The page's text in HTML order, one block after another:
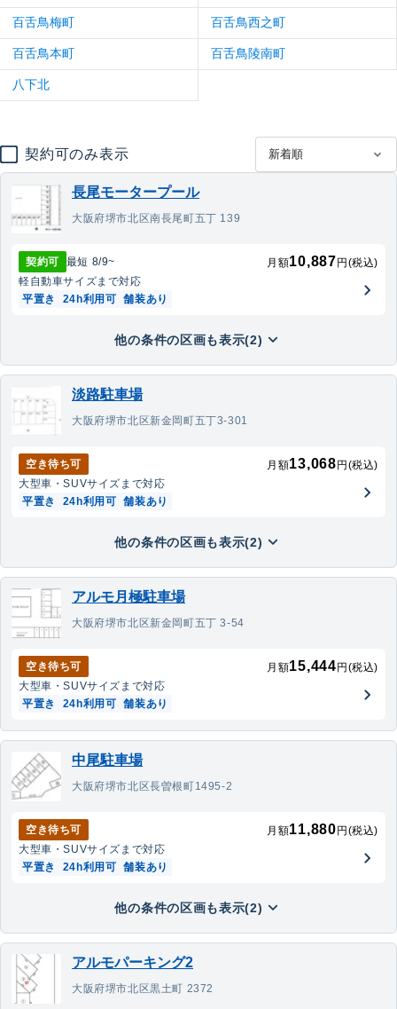
百舌鳥梅町 百舌鳥西之町
百舌鳥本町 百舌鳥陵南町
八下北
契約可のみ表示
長尾モータープール
大阪府堺市北区南長尾町五丁 139
契約可 最短 8/9~ 月額10,887 円(税込)
軽自動車サイズまで対応
平置き
24h利用可 舗装あり
他の条件の区画も表示(2)
淡路駐車場
大阪府堺市北区新金岡町五丁3-301
空き待ち可 月額13,068 円(税込)
大型車・SUVサイズまで対応
平置き
24h利用可 舗装あり
他の条件の区画も表示(2)
アルモ月極駐車場
大阪府堺市北区新金岡町五丁 3-54
空き待ち可 月額15,444 円(税込)
大型車・SUVサイズまで対応
平置き
24h利用可 舗装あり
中尾駐車場
大阪府堺市北区長曽根町1495-2
空き待ち可 月額11,880 円(税込)
大型車・SUVサイズまで対応
平置き
24h利用可 舗装あり
他の条件の区画も表示(2)
アルモパーキング2
大阪府堺市北区黒土町 2372